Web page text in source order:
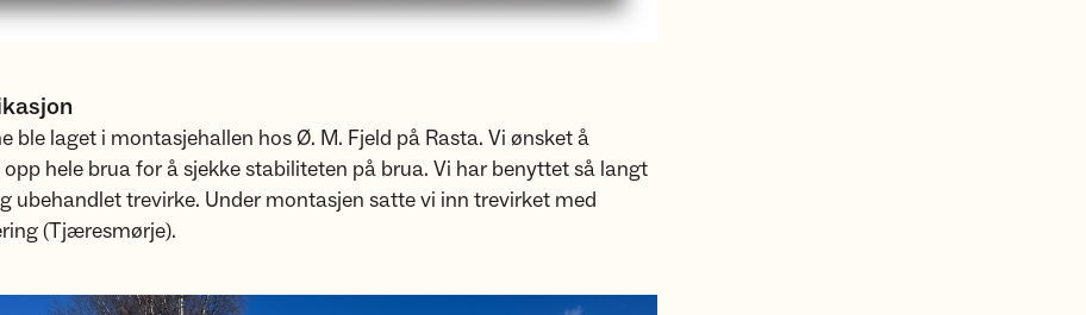
ble laget i montasjehallen hos Ø. M. Fjeld på Rasta. Vi ønsket å
hele brua for å sjekke stabiliteten på brua. Vi har benyttet så langt
ubehandlet trevirke. Under montasjen satte vi inn trevirket med
(Tjæresmørje).